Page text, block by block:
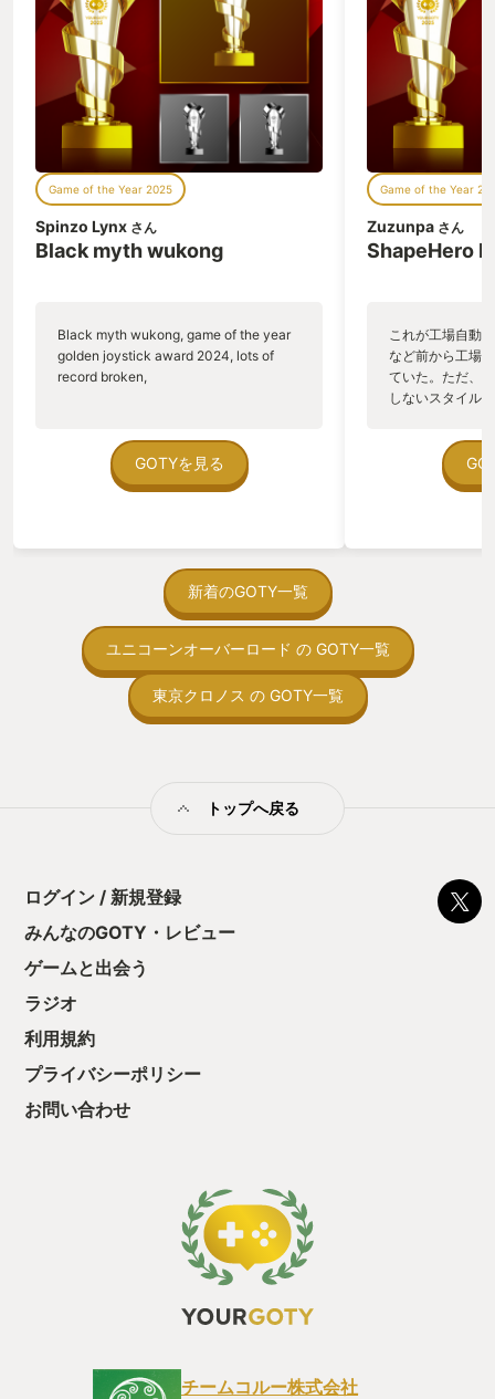
Game of the Year 2025
Spinzo Lynx さん
Black myth wukong
Black myth wukong, game of the year
golden joystick award 2024, lots of
record broken,
GOTYを見る
Game of the Year
Zuzunpa さん
ShapeHero
これが工場自動
など前から工場
ていた。ただ、
しないスタイル
ていた。 ただ
在を知ってから
う。気になる。
がない少しだけ
トコンベアの配
ん！このゲーム
向けか？という
う気持ちを揺る
後の報酬で「こ
ちゃうじゃぁん
新着のGOTY一覧
ユニコーンオーバーロード の GOTY一覧
東京クロノス の GOTY一覧
トップへ戻る
ログイン / 新規登録
みんなのGOTY・レビュー
ゲームと出会う
ラジオ
利用規約
プライバシーポリシー
お問い合わせ
チームコルー株式会社